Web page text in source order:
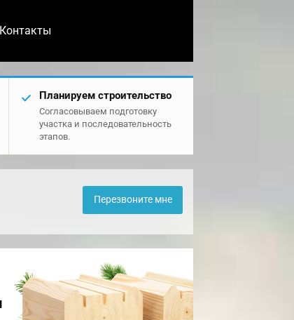
Контакты
Планируем строительство
Согласовываем подготовку
участка и последовательность
этапов.
Перезвоните мне